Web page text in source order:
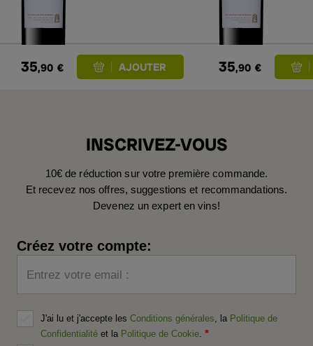
35,90 € 35,90 €
INSCRIVEZ-VOUS
10€ de réduction sur votre première commande.
Et recevez nos offres, suggestions et recommandations.
Devenez un expert en vins!
Créez votre compte:
Entrez votre email :
J'ai lu et j'accepte les Conditions générales , la Politique de
Confidentialité et la Politique de Cookie